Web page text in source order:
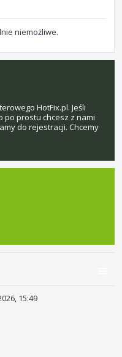
niemożliwe.
HotFix.pl. Jeśli
po prostu chcesz z nami
do rejestracji. Chcemy
15:49